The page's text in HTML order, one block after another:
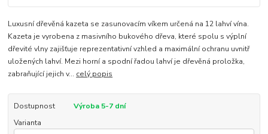
Luxusní dřevěná kazeta se zasunovacím víkem určená na 12 lahví vína.
Kazeta je vyrobena z masivního bukového dřeva, které spolu s výplní
dřevité vlny zajišťuje reprezentativní vzhled a maximální ochranu uvnitř
uložených lahví. Mezi horní a spodní řadou lahví je dřevěná proložka,
zabraňující jejich v... celý popis
Dostupnost
Výroba 5-7 dní
Varianta